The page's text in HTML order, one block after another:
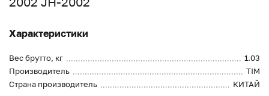
Характеристики
Вес брутто, кг
1.03
Производитель
TIM
Страна производитель
КИТАЙ